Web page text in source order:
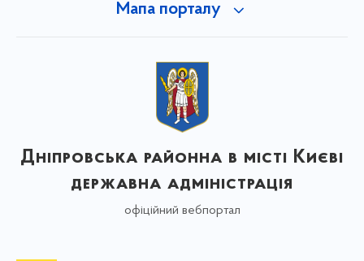
Мапа порталу
Дніпровська районна в місті Києві
державна адміністрація
офіційний вебпортал